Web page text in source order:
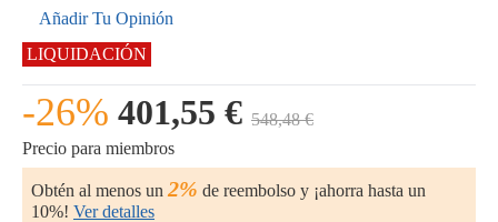
Añadir Tu Opinión
LIQUIDACIÓN
-26% 401,55 € 548,48 €
Precio para miembros
Obtén al menos un 2% de reembolso y ¡ahorra hasta un
10%! Ver detalles